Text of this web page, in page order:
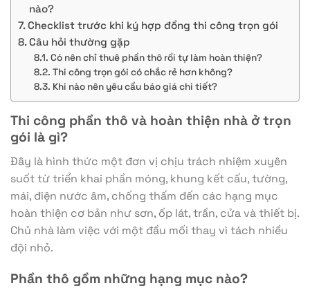
nào?
Checklist trước khi ký hợp đồng thi công trọn gói
Câu hỏi thường gặp
Có nên chỉ thuê phần thô rồi tự làm hoàn thiện?
Thi công trọn gói có chắc rẻ hơn không?
Khi nào nên yêu cầu báo giá chi tiết?
Thi công phần thô và hoàn thiện nhà ở trọn
gói là gì?
Đây là hình thức một đơn vị chịu trách nhiệm xuyên
suốt từ triển khai phần móng, khung kết cấu, tường,
mái, điện nước âm, chống thấm đến các hạng mục
hoàn thiện cơ bản như sơn, ốp lát, trần, cửa và thiết bị.
Chủ nhà làm việc với một đầu mối thay vì tách nhiều
đội nhỏ.
Phần thô gồm những hạng mục nào?